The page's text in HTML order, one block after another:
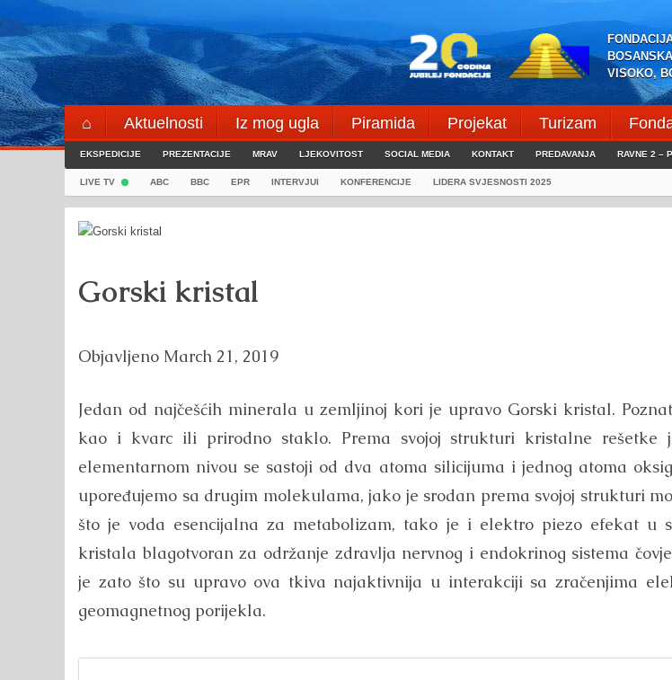
Skip
to
content
VISOKO,
⌂ Aktuelnosti Iz mog ugla Piramida Projekat Turizam
Blogeri
⌖
EKSPEDICIJE PREZENTACIJE MRAV LJEKOVITOST SOCIAL MEDIA KONTAKT PREDAVANJA RAVNE 2 –
LIVE TV ABC BBC EPR INTERVJUI KONFERENCIJE LIDERA SVJESNOSTI 2025
Gorski kristal
Objavljeno March 21, 2019
Jedan od najčešćih minerala u zemljinoj kori je upravo Gorski kristal.
kao i kvarc ili prirodno staklo. Prema svojoj strukturi kristalne rešetke
elementarnom nivou se sastoji od dva atoma silicijuma i jednog atoma
upoređujemo sa drugim molekulama, jako je srodan prema svojoj strukturi
što je voda esencijalna za metabolizam, tako je i elektro piezo efekat u
kristala blagotvoran za održanje zdravlja nervnog i endokrinog sistema
je zato što su upravo ova tkiva najaktivnija u interakciji sa zračenjima
geomagnetnog porijekla.